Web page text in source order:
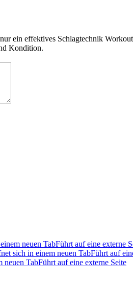
ein effektives Schlagtechnik
Kondition.
neuen TabFührt auf eine externe
sich in einem neuen TabFührt auf
neuen TabFührt auf eine externe Seite